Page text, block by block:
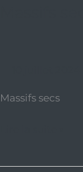
Massifs secs